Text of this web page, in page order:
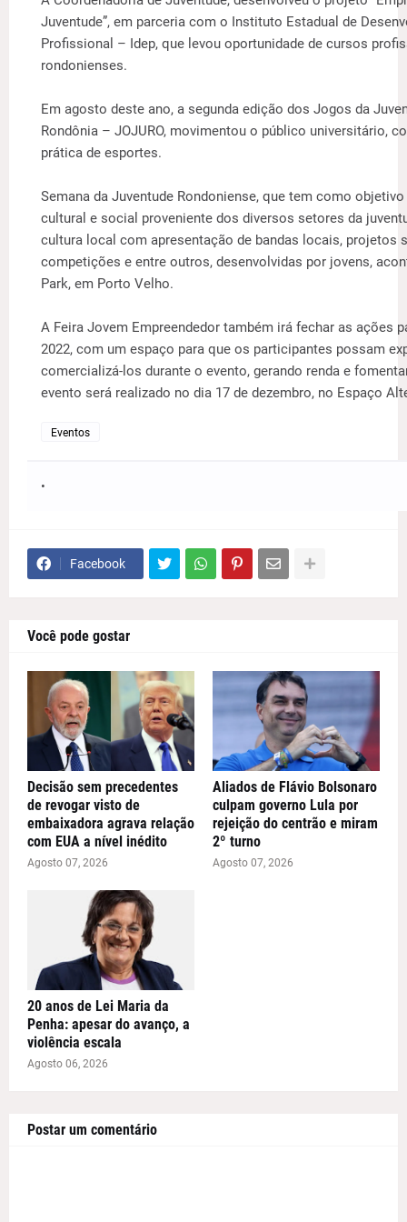
Juventude”, em parceria com o Instituto Estadual de
Profissional – Idep, que levou oportunidade de cursos
rondonienses.
Em agosto deste ano, a segunda edição dos Jogos da
Rondônia – JOJURO, movimentou o público universitário,
prática de esportes.
Semana da Juventude Rondoniense, que tem como
cultural e social proveniente dos diversos setores da
cultura local com apresentação de bandas locais, projetos
competições e entre outros, desenvolvidas por jovens,
Park, em Porto Velho.
A Feira Jovem Empreendedor também irá fechar as ações
2022, com um espaço para que os participantes possam
comercializá-los durante o evento, gerando renda e
evento será realizado no dia 17 de dezembro, no Espaço
Eventos
Facebook
Você pode gostar
Decisão sem precedentes
de revogar visto de
embaixadora agrava relação
com EUA a nível inédito
Agosto 07, 2026
Aliados de Flávio Bolsonaro
culpam governo Lula por
rejeição do centrão e miram
2º turno
Agosto 07, 2026
20 anos de Lei Maria da
Penha: apesar do avanço, a
violência escala
Agosto 06, 2026
Postar um comentário